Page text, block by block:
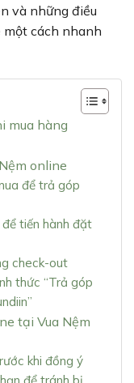
và những điều
một cách nhanh
mua hàng
online
để trả góp
để tiến hành đặt
check-out
thức “Trả góp
tại Vua Nệm
khi đồng ý